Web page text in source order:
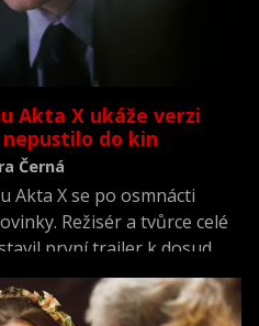
Akta X ukáže verzi
do kin
Černá
Akta X se po osmnácti
Režisér a tvůrce celé
první trailer k dosud
Akta X: Chci uvěřit.